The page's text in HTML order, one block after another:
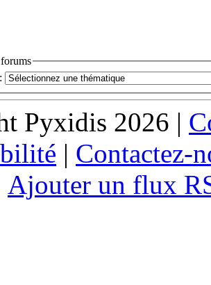
Pyxidis 2026 |
| Contactez-
Ajouter un flux